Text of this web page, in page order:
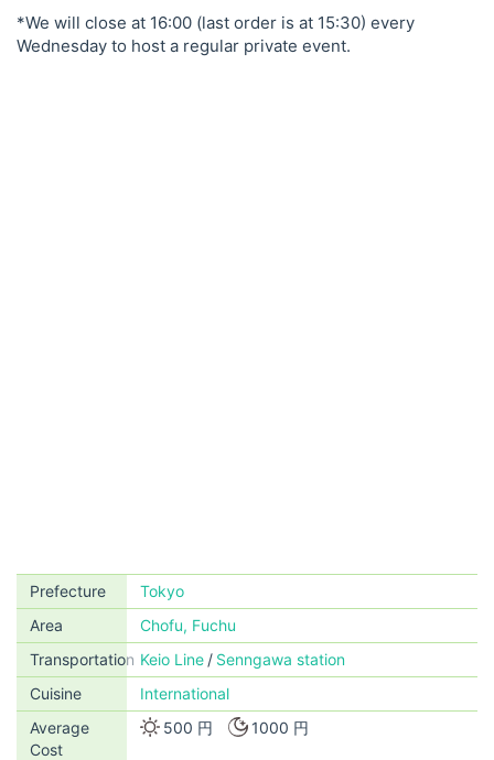
*We will close at 16:00 (last order is at 15:30) every
Wednesday to host a regular private event.
Prefecture
Tokyo
Area
Chofu, Fuchu
Transportation Keio Line
Senngawa station
Cuisine
International
Average
Cost
500 円 1000 円